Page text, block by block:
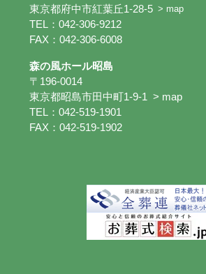
東京都府中市紅葉丘1-28-5 > map
TEL：042-306-9212
FAX：042-306-6008
森の風ホール昭島
〒196-0014
東京都昭島市田中町1-9-1
> map
TEL：042-519-1901
FAX：042-519-1902